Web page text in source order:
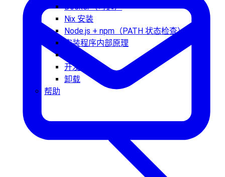
Docker（可选）
Nix 安装
Node.js + npm（PATH 状态检查）
安装程序内部原理
开发频道
卸载
帮助